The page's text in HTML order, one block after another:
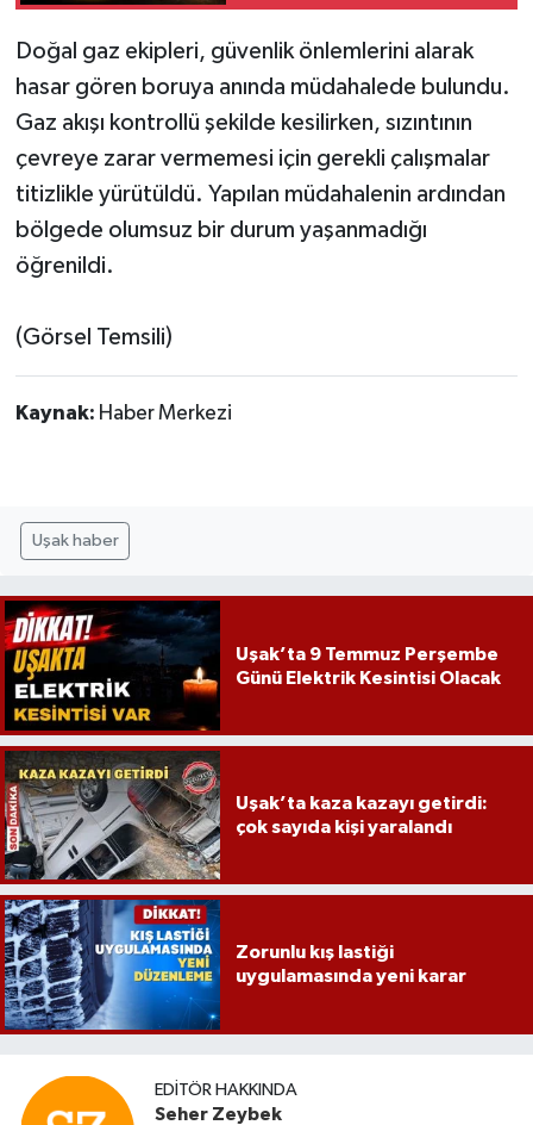
Doğal gaz ekipleri, güvenlik önlemlerini alarak
hasar gören boruya anında müdahalede bulundu.
Gaz akışı kontrollü şekilde kesilirken, sızıntının
çevreye zarar vermemesi için gerekli çalışmalar
titizlikle yürütüldü. Yapılan müdahalenin ardından
bölgede olumsuz bir durum yaşanmadığı
öğrenildi.
(Görsel Temsili)
Kaynak: Haber Merkezi
Uşak haber
Uşak’ta 9 Temmuz Perşembe
Günü Elektrik Kesintisi Olacak
Uşak’ta kaza kazayı getirdi:
çok sayıda kişi yaralandı
Zorunlu kış lastiği
uygulamasında yeni karar
EDITÖR HAKKINDA
Seher Zeybek